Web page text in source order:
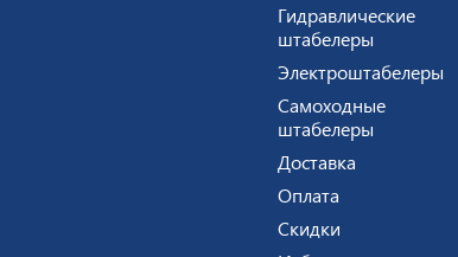
Гидравлические
штабелеры
Электроштабелеры
Самоходные
штабелеры
Доставка
Оплата
Скидки